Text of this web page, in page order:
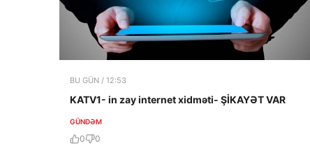
BU GÜN / 12:53
KATV1- in zay internet xidməti- ŞİKAYƏT VAR
GÜNDƏM
0 0